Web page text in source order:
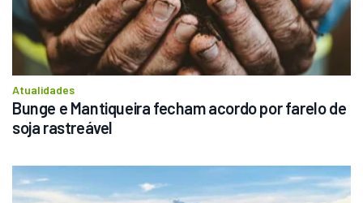
Atualidades
Bunge e Mantiqueira fecham acordo por farelo de
soja rastreável